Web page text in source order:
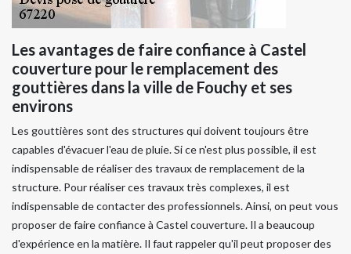
Les avantages de faire confiance à Castel
couverture pour le remplacement des
gouttières dans la ville de Fouchy et ses
environs
Les gouttières sont des structures qui doivent toujours être
capables d'évacuer l'eau de pluie. Si ce n'est plus possible, il est
indispensable de réaliser des travaux de remplacement de la
structure. Pour réaliser ces travaux très complexes, il est
indispensable de contacter des professionnels. Ainsi, on peut vous
proposer de faire confiance à Castel couverture. Il a beaucoup
d'expérience en la matière. Il faut rappeler qu'il peut proposer des